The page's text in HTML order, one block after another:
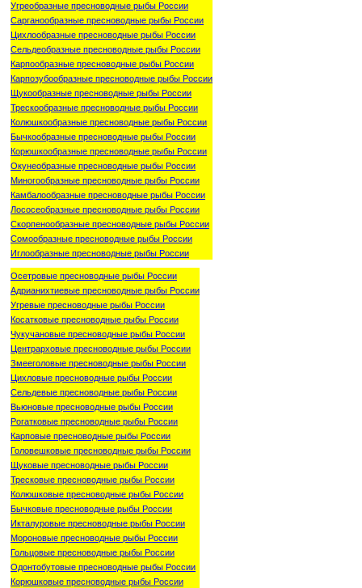
Угреобразные пресноводные рыбы России
Сарганообразные пресноводные рыбы России
Цихлообразные пресноводные рыбы России
Сельдеобразные пресноводные рыбы России
Карпообразные пресноводные рыбы России
Карпозубообразные пресноводные рыбы России
Щукообразные пресноводные рыбы России
Трескообразные пресноводные рыбы России
Колюшкообразные пресноводные рыбы России
Бычкообразные пресноводные рыбы России
Корюшкообразные пресноводные рыбы России
Окунеобразные пресноводные рыбы России
Миногообразные пресноводные рыбы России
Камбалообразные пресноводные рыбы России
Лососеобразные пресноводные рыбы России
Скорпенообразные пресноводные рыбы России
Сомообразные пресноводные рыбы России
Иглообразные пресноводные рыбы России
Осетровые пресноводные рыбы России
Адрианихтиевые пресноводные рыбы России
Угревые пресноводные рыбы России
Косатковые пресноводные рыбы России
Чукучановые пресноводные рыбы России
Центрарховые пресноводные рыбы России
Змееголовые пресноводные рыбы России
Цихловые пресноводные рыбы России
Сельдевые пресноводные рыбы России
Вьюновые пресноводные рыбы России
Рогатковые пресноводные рыбы России
Карповые пресноводные рыбы России
Головешковые пресноводные рыбы России
Щуковые пресноводные рыбы России
Тресковые пресноводные рыбы России
Колюшковые пресноводные рыбы России
Бычковые пресноводные рыбы России
Икталуровые пресноводные рыбы России
Мороновые пресноводные рыбы России
Гольцовые пресноводные рыбы России
Одонтобутовые пресноводные рыбы России
Корюшковые пресноводные рыбы России